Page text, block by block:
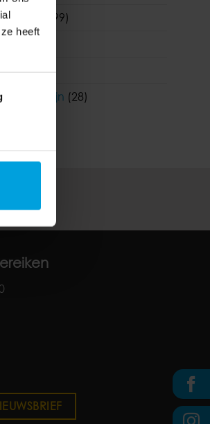
heeft
(99)
(6)
en welzijn (28)